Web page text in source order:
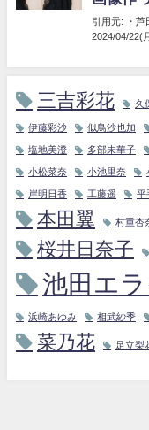
三吉彩花 久
伊藤彩沙 似鳥沙也加
塩地美澄 多部未華子
小松菜奈 小池里奈
岸明日香 工藤遥 平
本田翼 村重杏
桜井日奈子
池田エ
浜崎あゆみ 相武紗季
菜乃花 足立梨